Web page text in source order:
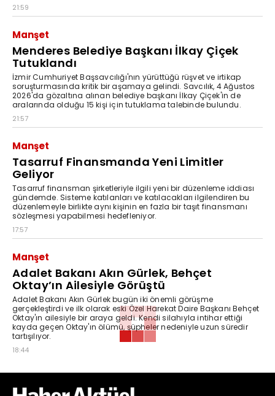
21:59
Manşet
Menderes Belediye Başkanı İlkay Çiçek
Tutuklandı
İzmir Cumhuriyet Başsavcılığı'nın yürüttüğü rüşvet ve irtikap
soruşturmasında kritik bir aşamaya gelindi. Savcılık, 4 Ağustos
2026'da gözaltına alınan belediye başkanı İlkay Çiçek'in de
aralarında olduğu 15 kişi için tutuklama talebinde bulundu.
21:57
Manşet
Tasarruf Finansmanda Yeni Limitler
Geliyor
Tasarruf finansman şirketleriyle ilgili yeni bir düzenleme iddiası
gündemde. Sisteme katılanları ve katılacakları ilgilendiren bu
düzenlemeyle birlikte aynı kişinin en fazla bir taşıt finansmanı
sözleşmesi yapabilmesi hedefleniyor.
17:57
Manşet
Adalet Bakanı Akın Gürlek, Behçet
Oktay’ın Ailesiyle Görüştü
Adalet Bakanı Akın Gürlek bugün iki önemli görüşme
gerçekleştirdi ve ilk olarak eski Özel Harekat Daire Başkanı Behçet
Oktay'ın ailesiyle bir araya geldi. Kendi silahıyla intihar ettiği
kayda geçen Oktay'ın ölümü, şüpheler nedeniyle uzun süredir
tartışılıyor.
18:44